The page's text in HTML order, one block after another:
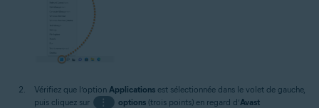
Vérifiez que l’option Applications est sélectionnée dans le volet de gauche,
puis cliquez sur
⋮ options(trois points) en regard d’Avast